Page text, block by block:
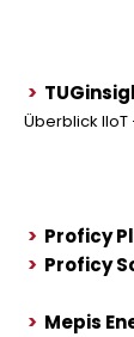
>
Überblick IIoT
> Proficy
> Proficy
> Mepis